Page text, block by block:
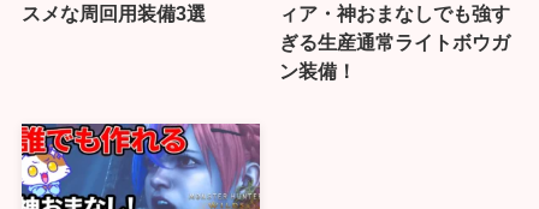
スメな周回用装備3選
ィア・神おまなしでも強す
ぎる生産通常ライトボウガ
ン装備！